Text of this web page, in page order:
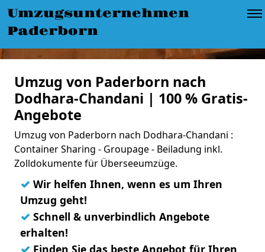
Umzugsunternehmen
Paderborn
Umzug von Paderborn nach
Dodhara-Chandani | 100 % Gratis-
Angebote
Umzug von Paderborn nach Dodhara-Chandani :
Container Sharing - Groupage - Beiladung inkl.
Zolldokumente für Überseeumzüge.
✓ Wir helfen Ihnen, wenn es um Ihren
Umzug geht!
✓ Schnell & unverbindlich Angebote
erhalten!
✓ Finden Sie das beste Angebot für Ihren